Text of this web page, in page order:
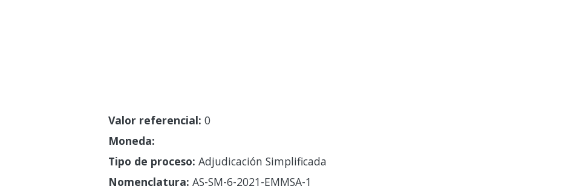
Valor referencial: 0
Moneda:
Tipo de proceso: Adjudicación Simplificada
Nomenclatura: AS-SM-6-2021-EMMSA-1